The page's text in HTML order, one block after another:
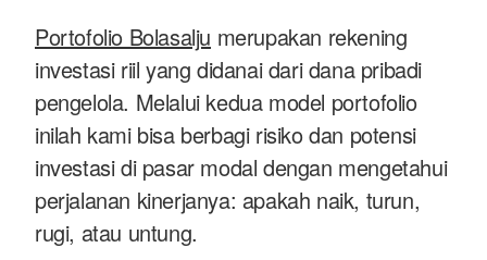
Portofolio Bolasalju merupakan rekening
investasi riil yang didanai dari dana pribadi
pengelola. Melalui kedua model portofolio
inilah kami bisa berbagi risiko dan potensi
investasi di pasar modal dengan mengetahui
perjalanan kinerjanya: apakah naik, turun,
rugi, atau untung.